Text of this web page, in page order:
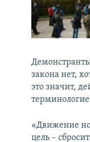
закона нет,
это значит,
«Движение
цель –